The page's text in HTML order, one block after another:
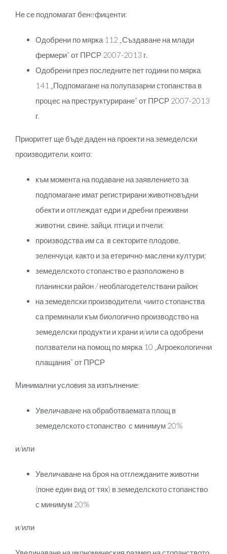
Не се подпомагат бенeфиценти:
Одобрени по мярка 112 „Създаване на млади
фермери“ от ПРСР 2007-2013 г.
Одобрени през последните пет години по мярка
141 „Подпомагане на полупазарни стопанства в
процес на преструктуриране“ от ПРСР 2007-2013
г.
Приоритет ще бъде даден на проекти на земеделски
производители, които:
към момента на подаване на заявлението за
подпомагане имат регистрирани животновъдни
обекти и отглеждат едри и дребни преживни
животни, свине, зайци, птици и пчели;
производства им са в секторите плодове,
зеленчуци, както и за етерично-маслени култури;
земеделското стопанство е разположено в
планински район / необлагодетелствани район;
на земеделски производители, чиито стопанства
са преминали към биологично производство на
земеделски продукти и храни и/или са одобрени
ползватели на помощ по мярка 10 „Агроекологични
плащания” от ПРСР
Минимални условия за изпълнение:
Увеличаване на обработваемата площ в
земеделското стопанство с минимум 20%
и/или
Увеличаване на броя на отглежданите животни
(поне един вид от тях) в земеделското стопанство
с минимум 20%
и/или